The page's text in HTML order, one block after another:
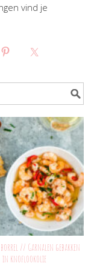
vind je
// Garnalen gebakken
in knoflookolie